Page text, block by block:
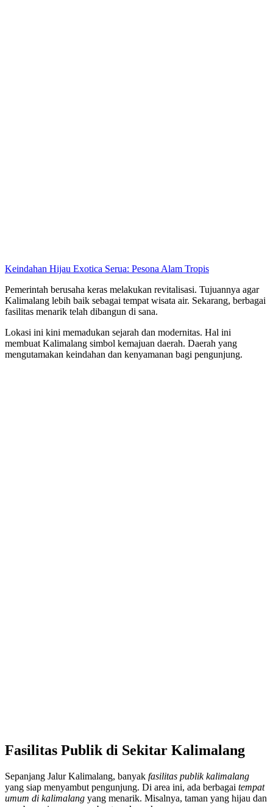
Keindahan Hijau Exotica Serua: Pesona Alam Tropis
Pemerintah berusaha keras melakukan revitalisasi. Tujuannya agar
Kalimalang lebih baik sebagai tempat wisata air. Sekarang, berbagai
fasilitas menarik telah dibangun di sana.
Lokasi ini kini memadukan sejarah dan modernitas. Hal ini
membuat Kalimalang simbol kemajuan daerah. Daerah yang
mengutamakan keindahan dan kenyamanan bagi pengunjung.
Fasilitas Publik di Sekitar Kalimalang
Sepanjang Jalur Kalimalang, banyak fasilitas publik kalimalang
yang siap menyambut pengunjung. Di area ini, ada berbagai tempat
umum di kalimalang yang menarik. Misalnya, taman yang hijau dan